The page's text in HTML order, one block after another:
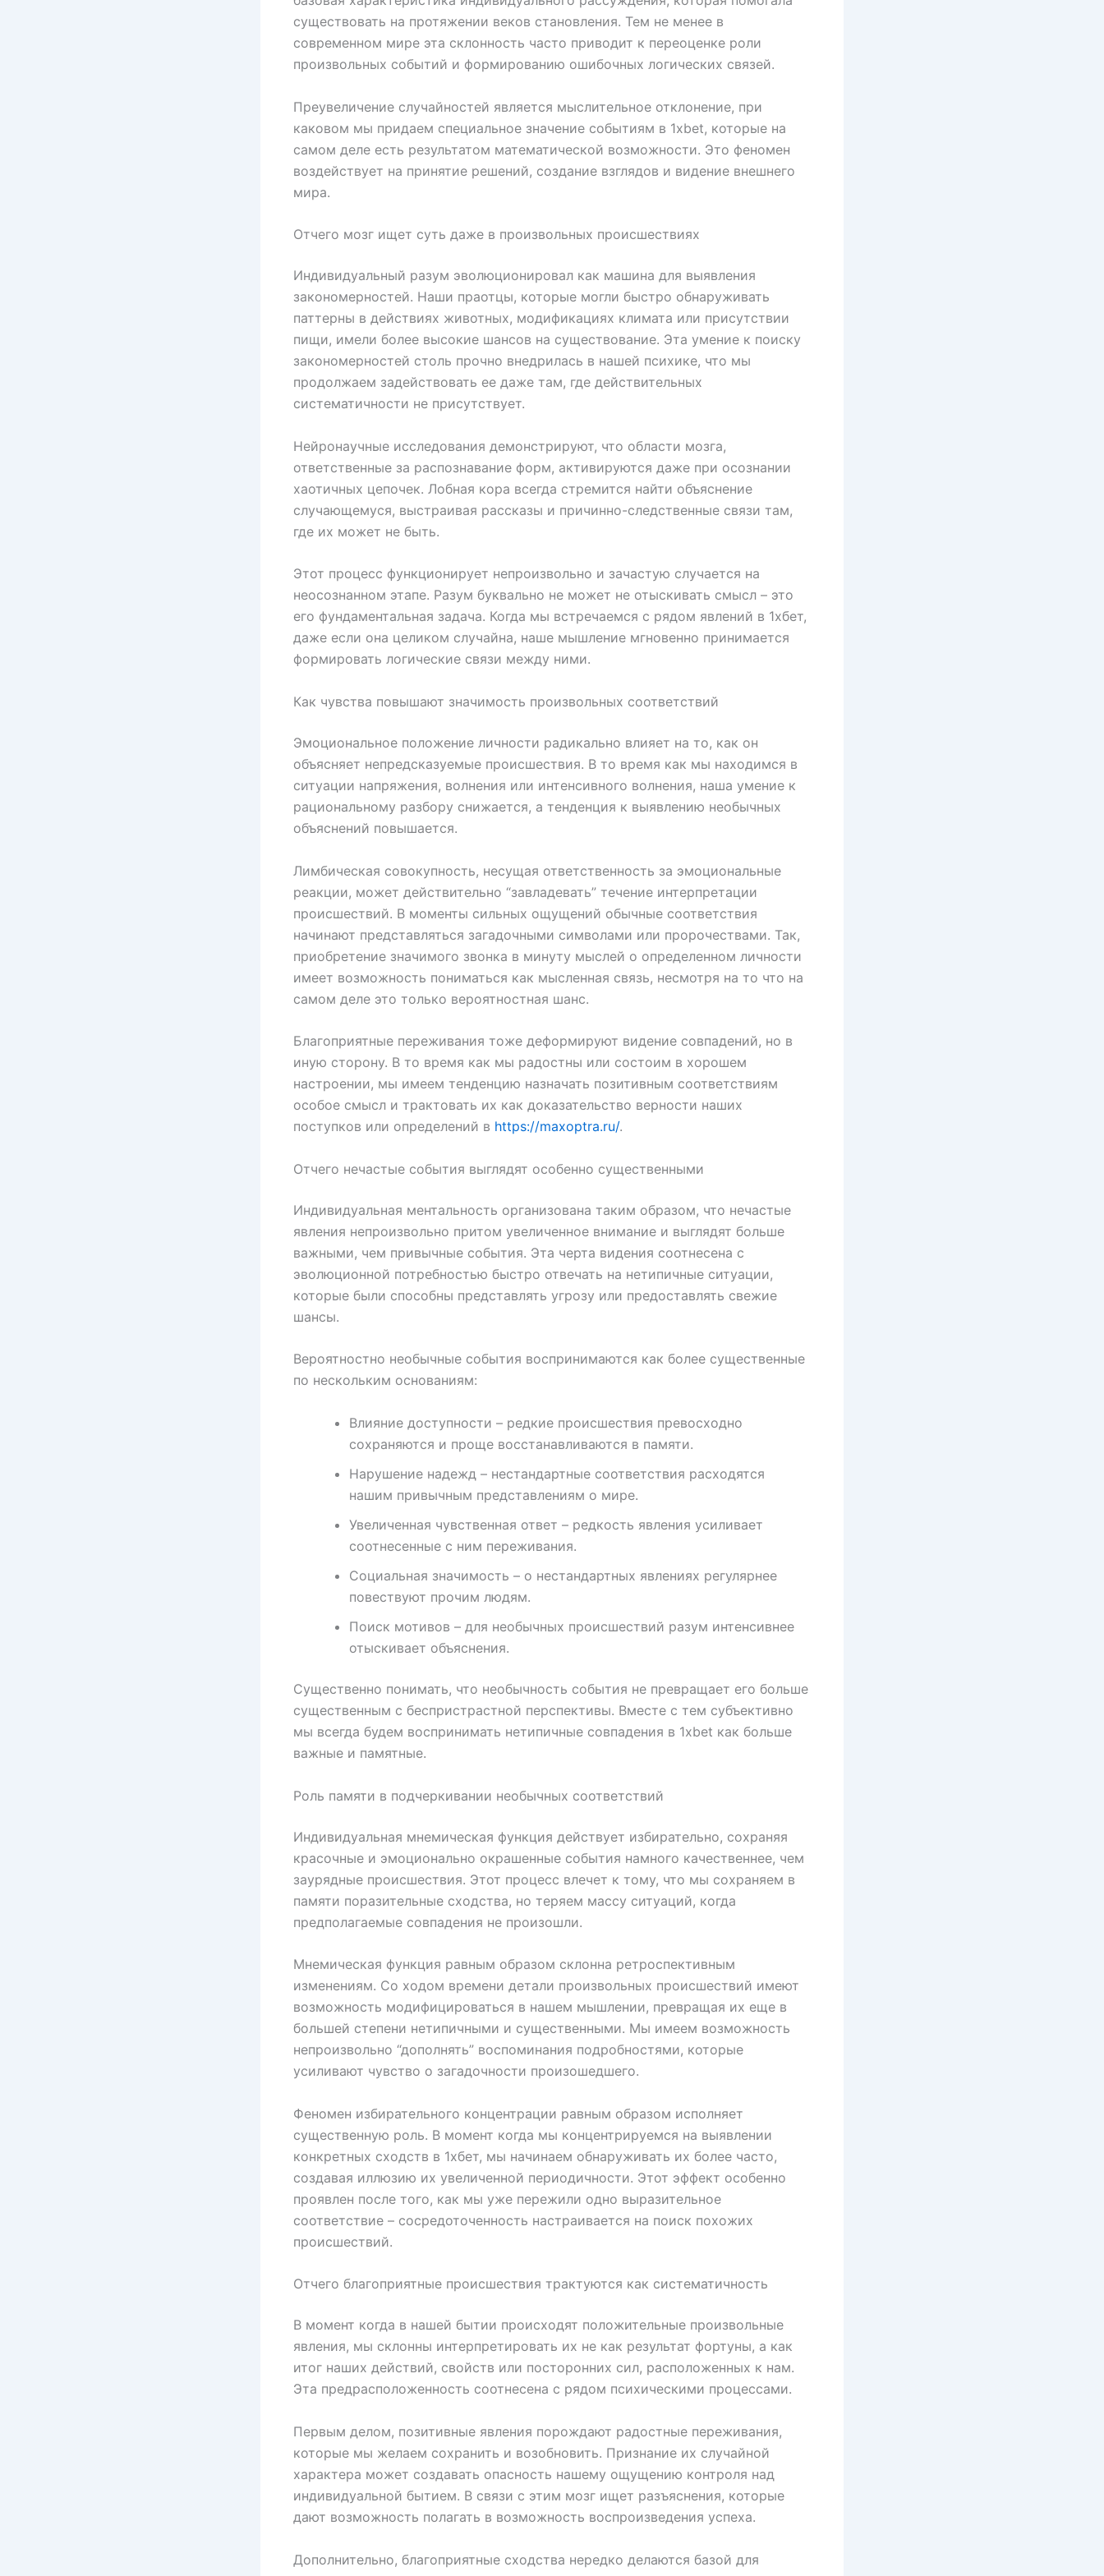
существовать на протяжении веков становления. Тем не менее в
современном мире эта склонность часто приводит к переоценке роли
произвольных событий и формированию ошибочных логических связей.
Преувеличение случайностей является мыслительное отклонение, при
каковом мы придаем специальное значение событиям в 1xbet, которые на
самом деле есть результатом математической возможности. Это феномен
воздействует на принятие решений, создание взглядов и видение внешнего
мира.
Отчего мозг ищет суть даже в произвольных происшествиях
Индивидуальный разум эволюционировал как машина для выявления
закономерностей. Наши праотцы, которые могли быстро обнаруживать
паттерны в действиях животных, модификациях климата или присутствии
пищи, имели более высокие шансов на существование. Эта умение к поиску
закономерностей столь прочно внедрилась в нашей психике, что мы
продолжаем задействовать ее даже там, где действительных
систематичности не присутствует.
Нейронаучные исследования демонстрируют, что области мозга,
ответственные за распознавание форм, активируются даже при осознании
хаотичных цепочек. Лобная кора всегда стремится найти объяснение
случающемуся, выстраивая рассказы и причинно-следственные связи там,
где их может не быть.
Этот процесс функционирует непроизвольно и зачастую случается на
неосознанном этапе. Разум буквально не может не отыскивать смысл – это
его фундаментальная задача. Когда мы встречаемся с рядом явлений в 1хбет,
даже если она целиком случайна, наше мышление мгновенно принимается
формировать логические связи между ними.
Как чувства повышают значимость произвольных соответствий
Эмоциональное положение личности радикально влияет на то, как он
объясняет непредсказуемые происшествия. В то время как мы находимся в
ситуации напряжения, волнения или интенсивного волнения, наша умение к
рациональному разбору снижается, а тенденция к выявлению необычных
объяснений повышается.
Лимбическая совокупность, несущая ответственность за эмоциональные
реакции, может действительно “завладевать” течение интерпретации
происшествий. В моменты сильных ощущений обычные соответствия
начинают представляться загадочными символами или пророчествами. Так,
приобретение значимого звонка в минуту мыслей о определенном личности
имеет возможность пониматься как мысленная связь, несмотря на то что на
самом деле это только вероятностная шанс.
Благоприятные переживания тоже деформируют видение совпадений, но в
иную сторону. В то время как мы радостны или состоим в хорошем
настроении, мы имеем тенденцию назначать позитивным соответствиям
особое смысл и трактовать их как доказательство верности наших
поступков или определений в https://maxoptra.ru/.
Отчего нечастые события выглядят особенно существенными
Индивидуальная ментальность организована таким образом, что нечастые
явления непроизвольно притом увеличенное внимание и выглядят больше
важными, чем привычные события. Эта черта видения соотнесена с
эволюционной потребностью быстро отвечать на нетипичные ситуации,
которые были способны представлять угрозу или предоставлять свежие
шансы.
Вероятностно необычные события воспринимаются как более существенные
по нескольким основаниям:
Влияние доступности – редкие происшествия превосходно
сохраняются и проще восстанавливаются в памяти.
Нарушение надежд – нестандартные соответствия расходятся
нашим привычным представлениям о мире.
Увеличенная чувственная ответ – редкость явления усиливает
соотнесенные с ним переживания.
Социальная значимость – о нестандартных явлениях регулярнее
повествуют прочим людям.
Поиск мотивов – для необычных происшествий разум интенсивнее
отыскивает объяснения.
Существенно понимать, что необычность события не превращает его больше
существенным с беспристрастной перспективы. Вместе с тем субъективно
мы всегда будем воспринимать нетипичные совпадения в 1xbet как больше
важные и памятные.
Роль памяти в подчеркивании необычных соответствий
Индивидуальная мнемическая функция действует избирательно, сохраняя
красочные и эмоционально окрашенные события намного качественнее, чем
заурядные происшествия. Этот процесс влечет к тому, что мы сохраняем в
памяти поразительные сходства, но теряем массу ситуаций, когда
предполагаемые совпадения не произошли.
Мнемическая функция равным образом склонна ретроспективным
изменениям. Со ходом времени детали произвольных происшествий имеют
возможность модифицироваться в нашем мышлении, превращая их еще в
большей степени нетипичными и существенными. Мы имеем возможность
непроизвольно “дополнять” воспоминания подробностями, которые
усиливают чувство о загадочности произошедшего.
Феномен избирательного концентрации равным образом исполняет
существенную роль. В момент когда мы концентрируемся на выявлении
конкретных сходств в 1хбет, мы начинаем обнаруживать их более часто,
создавая иллюзию их увеличенной периодичности. Этот эффект особенно
проявлен после того, как мы уже пережили одно выразительное
соответствие – сосредоточенность настраивается на поиск похожих
происшествий.
Отчего благоприятные происшествия трактуются как систематичность
В момент когда в нашей бытии происходят положительные произвольные
явления, мы склонны интерпретировать их не как результат фортуны, а как
итог наших действий, свойств или посторонних сил, расположенных к нам.
Эта предрасположенность соотнесена с рядом психическими процессами.
Первым делом, позитивные явления порождают радостные переживания,
которые мы желаем сохранить и возобновить. Признание их случайной
характера может создавать опасность нашему ощущению контроля над
индивидуальной бытием. В связи с этим мозг ищет разъяснения, которые
дают возможность полагать в возможность воспроизведения успеха.
Дополнительно, благоприятные сходства нередко делаются базой для